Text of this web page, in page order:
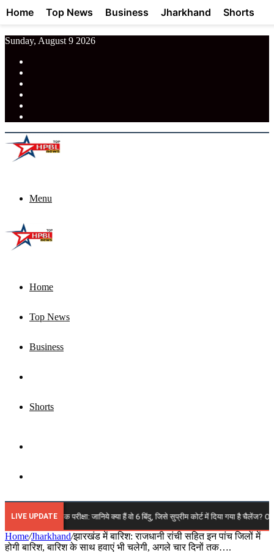
Sunday, August 9 2026
Menu
Home
Top News
Business
Shorts
for
LIVE UPDATE
14वीं प्रारंभिक परीक्षा: जानिये क्या हैं वो 6 बिंदु, जिसे सुप्रीम कोर्ट में दिया गया है चैलेंज? OMR
Home/Jharkhand/झारखंड में बारिश: राजधानी रांची सहित इन पांच जिलों में
होगी बारिश, बारिश के साथ हवाएं भी चलेगी, अगले चार दिनों तक….
Home Top News Business Jharkhand Shorts